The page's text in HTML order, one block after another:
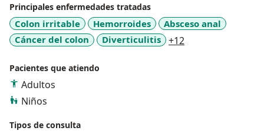
Principales enfermedades tratadas
Colon irritable Hemorroides
Absceso anal
Cáncer del colon
Diverticulitis +12
Pacientes que atiendo
Adultos
Niños
Tipos de consulta